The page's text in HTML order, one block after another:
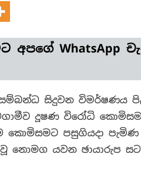
වෙනුවෙන්
දූෂණ
සෙනඟ
දැක්වෙන
ඡායාරූපයක්
ද?
අපගේ WhatsApp
සිදුවන විමර්ෂණය
දූෂණ විරෝධි
කොමිසමට පසුගියදා
වූ නොමග යවන ඡායාරුප